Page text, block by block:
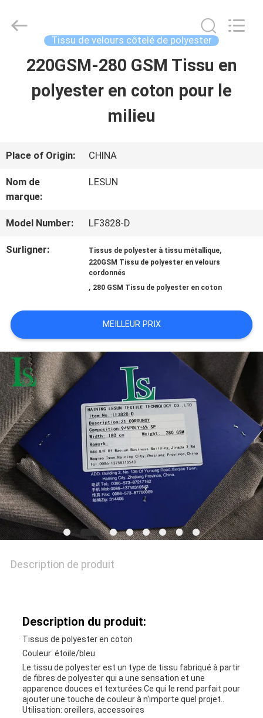
MAISON
AU
SUJET
DE
NOUS
CONTRÔLE
DE
QUALITÉ
CONTACTEZ-
NOUS
NOUVELLES
DEMANDEZ
UNE
PLAN
SITE
Lesun
Tissu de velours côtelé de polyester
220GSM-280 GSM Tissu en
polyester en coton pour le
milieu
Place of Origin: CHINA
Nom de
marque:
LESUN
Model Number: LF3828-D
Surligner: Tissus de polyester à tissu métallique,
220GSM Tissu de polyester en velours
cordonnés
, 280 GSM Tissu de polyester en coton
MEILLEUR PRIX
Description de produit
Description du produit:
Tissus de polyester en coton
Couleur: étoile/bleu
Le tissu de polyester est un type de tissu fabriqué à partir
de fibres de polyester qui a une sensation et une
apparence douces et texturées.Ce qui le rend parfait pour
ajouter une touche de couleur à n'importe quel projet..
Utilisation: oreillers, accessoires